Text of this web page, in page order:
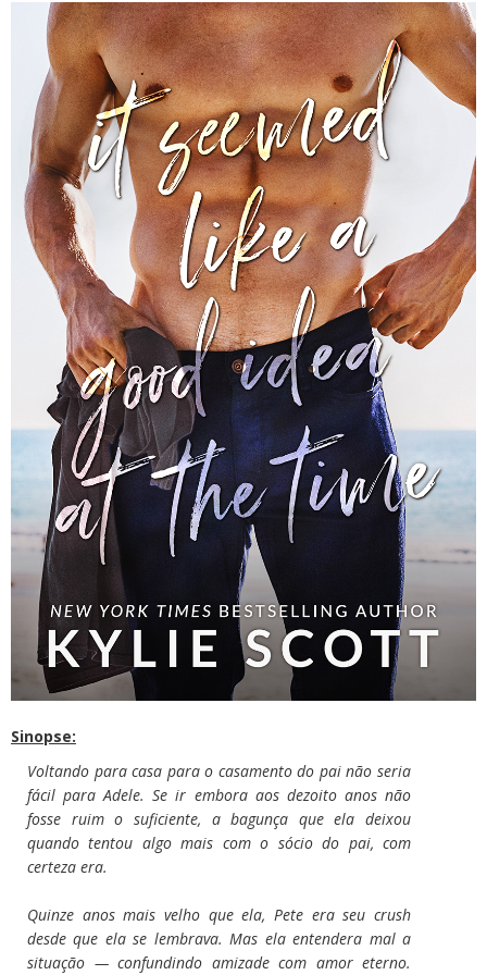
Sinopse:
Voltando para casa para o casamento do pai não seria
fácil para Adele. Se ir embora aos dezoito anos não
fosse ruim o suficiente, a bagunça que ela deixou
quando tentou algo mais com o sócio do pai, com
certeza era.
Quinze anos mais velho que ela, Pete era seu crush
desde que ela se lembrava. Mas ela entendera mal a
situação — confundindo amizade com amor eterno.